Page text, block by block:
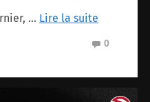
… Lire la suite
0